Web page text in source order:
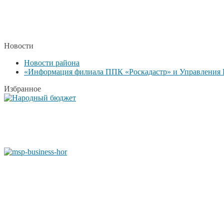
Новости
Новости района
«Информация филиала ППК «Роскадастр» и Управления
Избранное